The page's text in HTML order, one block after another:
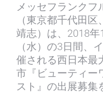
メッセフランクフ
（東京都千代田
靖志）は、2018
（水）の3日間、
催される西日本最
市『ビューティー
スト』の出展募集